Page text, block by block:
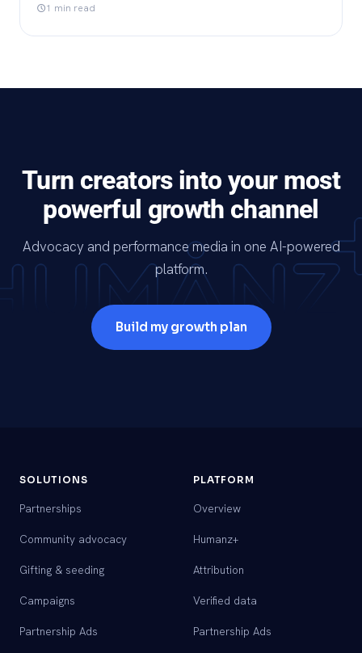
1 min read
Turn creators into your most
powerful growth channel
Advocacy and performance media in one AI-powered
platform.
Build my growth plan
SOLUTIONS
Partnerships
Community advocacy
Gifting & seeding
Campaigns
Partnership Ads
PLATFORM
Overview
Humanz+
Attribution
Verified data
Partnership Ads